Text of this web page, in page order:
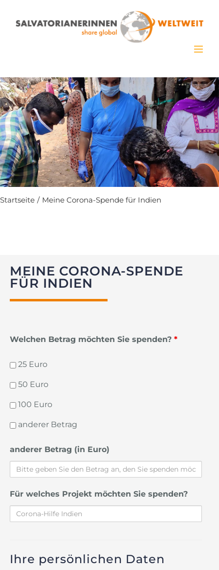
Inhalt
Startseite / Meine Corona-Spende für Indien
MEINE CORONA-SPENDE
FÜR INDIEN
Welchen Betrag möchten Sie spenden? *
25 Euro
50 Euro
100 Euro
anderer Betrag
anderer Betrag (in Euro)
Für welches Projekt möchten Sie spenden?
Ihre persönlichen Daten